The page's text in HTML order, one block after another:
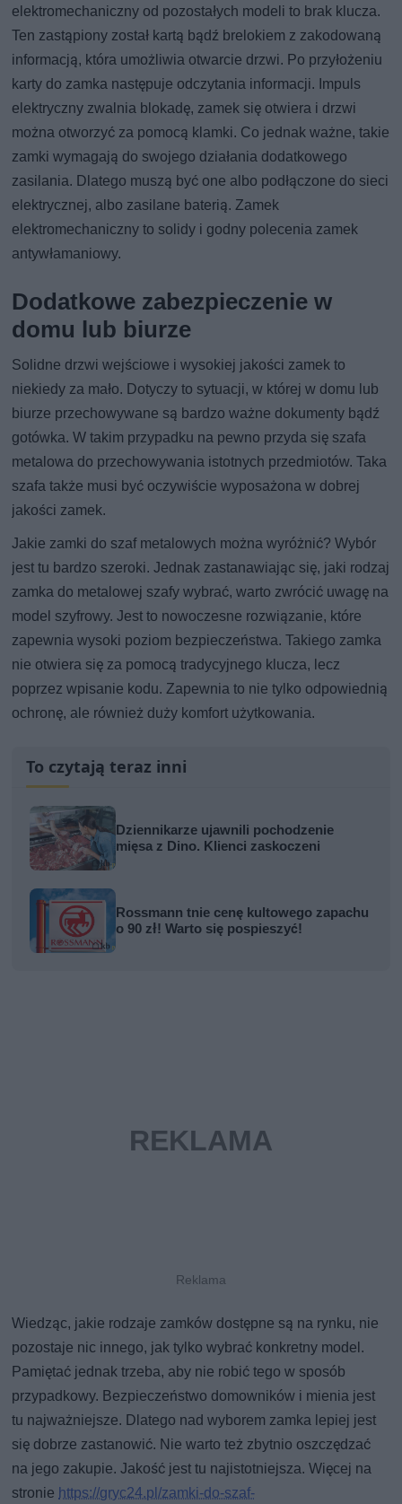
elektromechaniczny od pozostałych modeli to brak klucza.
Ten zastąpiony został kartą bądź brelokiem z zakodowaną
informacją, która umożliwia otwarcie drzwi. Po przyłożeniu
karty do zamka następuje odczytania informacji. Impuls
elektryczny zwalnia blokadę, zamek się otwiera i drzwi
można otworzyć za pomocą klamki. Co jednak ważne, takie
zamki wymagają do swojego działania dodatkowego
zasilania. Dlatego muszą być one albo podłączone do sieci
elektrycznej, albo zasilane baterią. Zamek
elektromechaniczny to solidy i godny polecenia zamek
antywłamaniowy.
Dodatkowe zabezpieczenie w
domu lub biurze
Solidne drzwi wejściowe i wysokiej jakości zamek to
niekiedy za mało. Dotyczy to sytuacji, w której w domu lub
biurze przechowywane są bardzo ważne dokumenty bądź
gotówka. W takim przypadku na pewno przyda się szafa
metalowa do przechowywania istotnych przedmiotów. Taka
szafa także musi być oczywiście wyposażona w dobrej
jakości zamek.
Jakie zamki do szaf metalowych można wyróżnić? Wybór
jest tu bardzo szeroki. Jednak zastanawiając się, jaki rodzaj
zamka do metalowej szafy wybrać, warto zwrócić uwagę na
model szyfrowy. Jest to nowoczesne rozwiązanie, które
zapewnia wysoki poziom bezpieczeństwa. Takiego zamka
nie otwiera się za pomocą tradycyjnego klucza, lecz
poprzez wpisanie kodu. Zapewnia to nie tylko odpowiednią
ochronę, ale również duży komfort użytkowania.
To czytają teraz inni
Dziennikarze ujawnili pochodzenie
mięsa z Dino. Klienci zaskoczeni
Rossmann tnie cenę kultowego zapachu
o 90 zł! Warto się pospieszyć!
Wiedząc, jakie rodzaje zamków dostępne są na rynku, nie
pozostaje nic innego, jak tylko wybrać konkretny model.
Pamiętać jednak trzeba, aby nie robić tego w sposób
przypadkowy. Bezpieczeństwo domowników i mienia jest
tu najważniejsze. Dlatego nad wyborem zamka lepiej jest
się dobrze zastanowić. Nie warto też zbytnio oszczędzać
na jego zakupie. Jakość jest tu najistotniejsza. Więcej na
stronie https://gryc24.pl/zamki-do-szaf-